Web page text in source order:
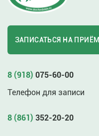
ЗАПИСАТЬСЯ НА ПРИЁМ
8 (918) 075-60-00
Телефон для записи
8 (861) 352-20-20